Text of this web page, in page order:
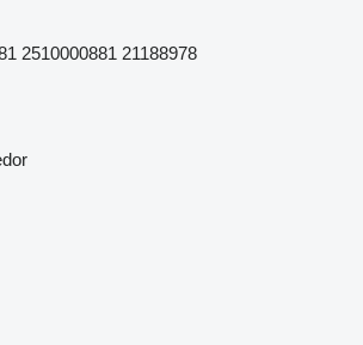
2510000881 21188978